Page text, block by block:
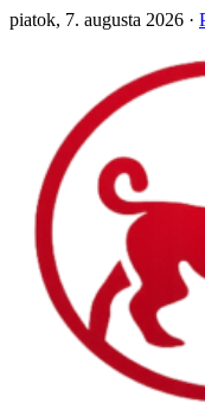
piatok, 7. augusta 2026 ·